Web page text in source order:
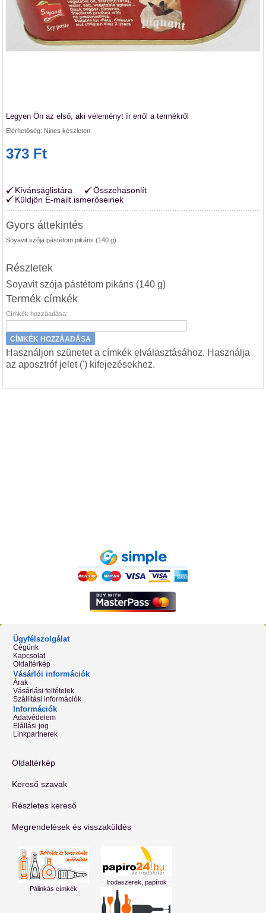
Legyen Ön az első, aki véleményt ír erről a termékről
Elérhetőség: Nincs készleten
373 Ft
Kívánságlistára
Összehasonlít
Küldjön E-mailt ismerőseinek
Gyors áttekintés
Soyavit szója pástétom pikáns (140 g)
Részletek
Soyavit szója pástétom pikáns (140 g)
Termék címkék
Címkék hozzáadása:
CÍMKÉK HOZZÁADÁSA
Használjon szünetet a címkék elválasztásához. Használja
az aposztróf jelet (') kifejezésekhez.
Ügyfélszolgálat
Cégünk
Kapcsolat
Oldaltérkép
Vásárlói információk
Árak
Vásárlási feltételek
Szállítási információk
Információk
Adatvédelem
Elállási jog
Linkpartnerek
Oldaltérkép
Kereső szavak
Részletes kereső
Megrendelések és visszaküldés
Pálinkás címkék
Irodaszerek, papírok